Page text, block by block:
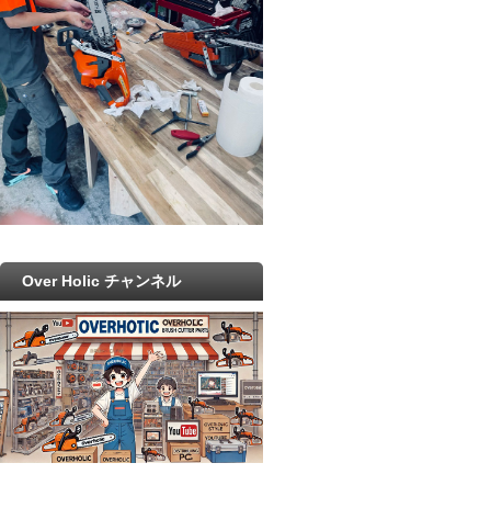
Over Holic チャンネル